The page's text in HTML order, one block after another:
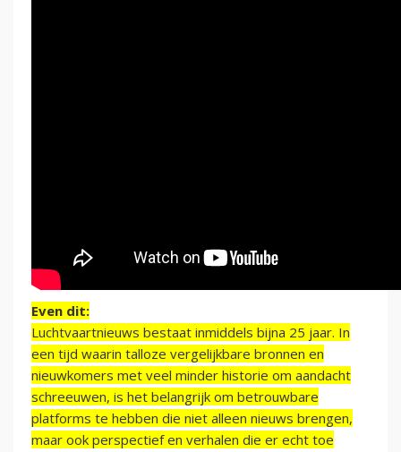
Even dit:
Luchtvaartnieuws bestaat inmiddels bijna 25 jaar. In
een tijd waarin talloze vergelijkbare bronnen en
nieuwkomers met veel minder historie om aandacht
schreeuwen, is het belangrijk om betrouwbare
platforms te hebben die niet alleen nieuws brengen,
maar ook perspectief en verhalen die er echt toe